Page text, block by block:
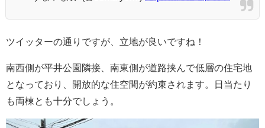
ツイッターの通りですが、立地が良いですね！
南西側が平井公園隣接、南東側が道路挟んで低層の住宅地
となっており、開放的な住空間が約束されます。日当たり
も両棟とも十分でしょう。